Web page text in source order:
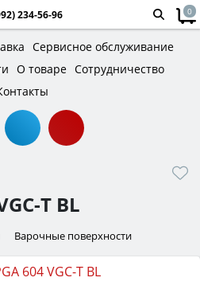
234-56-96 0
Сервисное обслуживание
О товаре Сотрудничество
T BL
Варочные поверхности